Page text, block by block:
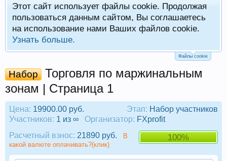
Этот сайт использует файлы cookie. Продолжая
пользоваться данным сайтом, Вы соглашаетесь
на использование нами Ваших файлов cookie.
Узнать больше.
Файлы cookie
Набор
Торговля по маржинальным
зонам | Страница 1
Этап: Набор участников
Цена: 19900.00 руб.
Участников: 1 из ∞ Организатор: FXprofit
100%
Расчетный взнос: 21890 руб.
В
какой валюте оплачивать?(клик)